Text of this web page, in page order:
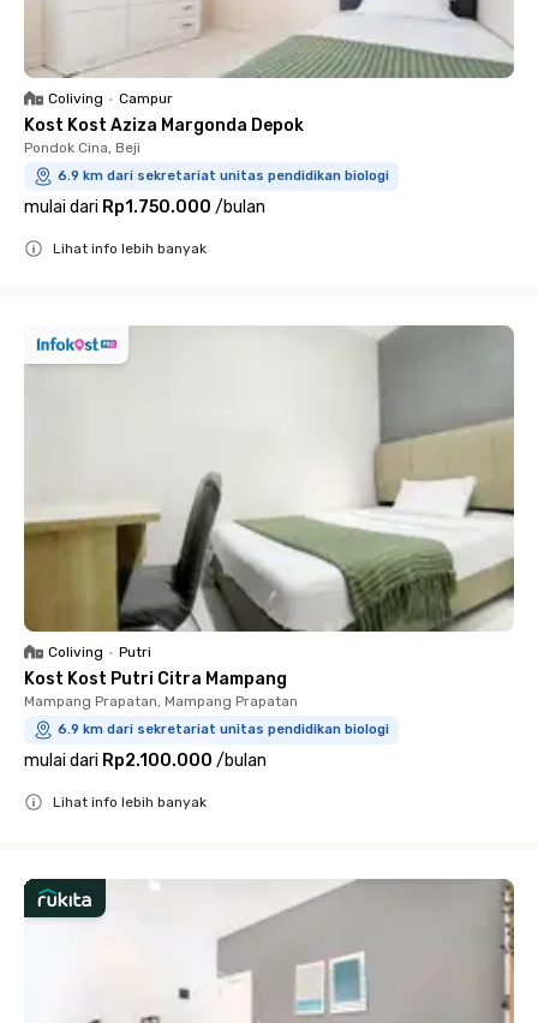
Coliving • Campur
Kost Kost Aziza Margonda Depok
Pondok Cina, Beji
6.9 km dari sekretariat unitas pendidikan biologi
mulai dari Rp1.750.000 /bulan
Lihat info lebih banyak
Coliving • Putri
Kost Kost Putri Citra Mampang
Mampang Prapatan, Mampang Prapatan
6.9 km dari sekretariat unitas pendidikan biologi
mulai dari Rp2.100.000 /bulan
Lihat info lebih banyak